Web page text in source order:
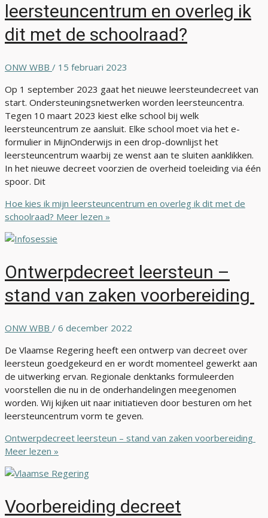
leersteuncentrum en overleg ik
dit met de schoolraad?
ONW WBB / 15 februari 2023
Op 1 september 2023 gaat het nieuwe leersteundecreet van
start. Ondersteuningsnetwerken worden leersteuncentra.
Tegen 10 maart 2023 kiest elke school bij welk
leersteuncentrum ze aansluit. Elke school moet via het e-
formulier in MijnOnderwijs in een drop-downlijst het
leersteuncentrum waarbij ze wenst aan te sluiten aanklikken.
In het nieuwe decreet voorzien de overheid toeleiding via één
spoor. Dit
Hoe kies ik mijn leersteuncentrum en overleg ik dit met de
schoolraad? Meer lezen »
Ontwerpdecreet leersteun –
stand van zaken voorbereiding
ONW WBB / 6 december 2022
De Vlaamse Regering heeft een ontwerp van decreet over
leersteun goedgekeurd en er wordt momenteel gewerkt aan
de uitwerking ervan. Regionale denktanks formuleerden
voorstellen die nu in de onderhandelingen meegenomen
worden. Wij kijken uit naar initiatieven door besturen om het
leersteuncentrum vorm te geven.
Ontwerpdecreet leersteun – stand van zaken voorbereiding
Meer lezen »
Voorbereiding decreet